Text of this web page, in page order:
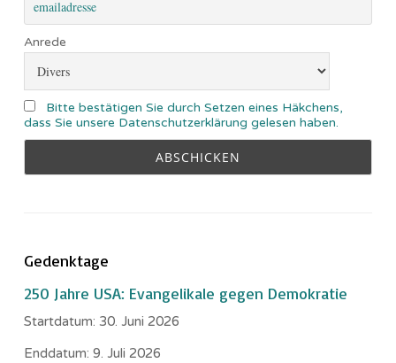
Anrede
Bitte bestätigen Sie durch Setzen eines Häkchens,
dass Sie unsere Datenschutzerklärung gelesen haben.
Gedenktage
250 Jahre USA: Evangelikale gegen Demokratie
Startdatum: 30. Juni 2026
Enddatum: 9. Juli 2026